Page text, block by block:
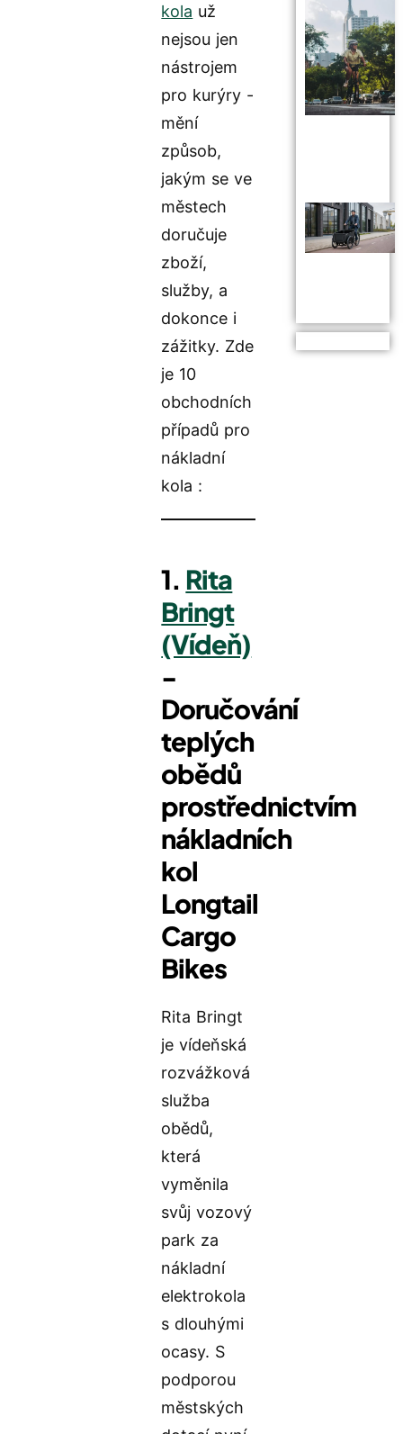
kola už
nejsou jen
nástrojem
pro kurýry -
mění
způsob,
jakým se ve
městech
doručuje
zboží,
služby, a
dokonce i
zážitky. Zde
je 10
obchodních
případů pro
nákladní
kola :
1. Rita
Bringt
(Vídeň)
-
Doručování
teplých
obědů
prostřednictvím
nákladních
kol
Longtail
Cargo
Bikes
Rita Bringt
je vídeňská
rozvážková
služba
obědů,
která
vyměnila
svůj vozový
park za
nákladní
elektrokola
s dlouhými
ocasy. S
podporou
městských